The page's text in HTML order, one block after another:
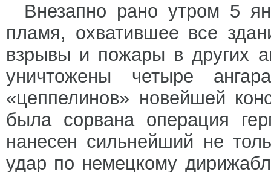
Внезапно рано утром 5
пламя, охватившее все
взрывы и пожары в других
уничтожены четыре
«цеппелинов» новейшей
была сорвана операция
нанесен сильнейший не
удар по немецкому